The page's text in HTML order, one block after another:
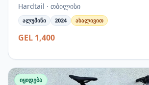
Hardtail · თბილისი
ალუმინი 2024 ახალივით
GEL 1,400
იყიდება